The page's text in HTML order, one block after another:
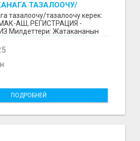
ТАЗАЛООЧУ/
тазалоочу/тазалоочу керек:
АШ, РЕГИСТРАЦИЯ -
Милдеттери: Жатакананын
ПОДРОБНЕЙ